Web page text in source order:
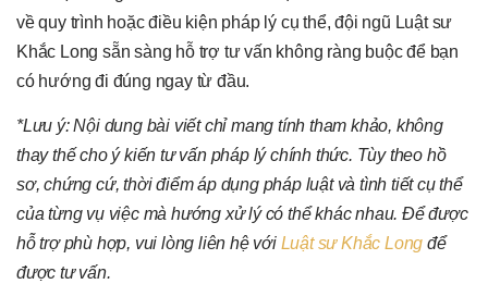
về quy trình hoặc điều kiện pháp lý cụ thể, đội ngũ Luật sư
Khắc Long sẵn sàng hỗ trợ tư vấn không ràng buộc để bạn
có hướng đi đúng ngay từ đầu.
*Lưu ý: Nội dung bài viết chỉ mang tính tham khảo, không
thay thế cho ý kiến tư vấn pháp lý chính thức. Tùy theo hồ
sơ, chứng cứ, thời điểm áp dụng pháp luật và tình tiết cụ thể
của từng vụ việc mà hướng xử lý có thể khác nhau. Để được
hỗ trợ phù hợp, vui lòng liên hệ với Luật sư Khắc Long để
được tư vấn.